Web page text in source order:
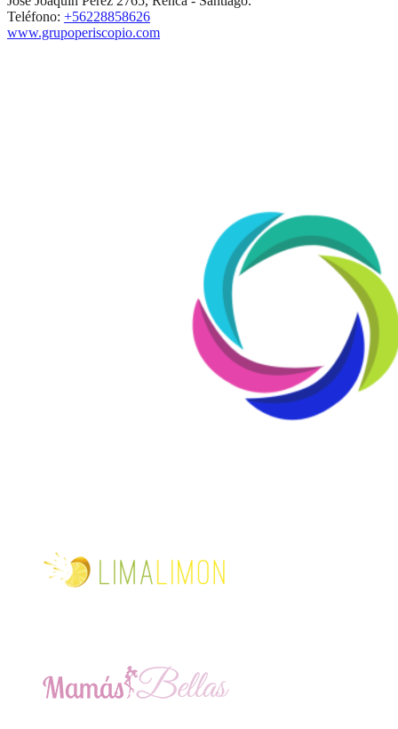
Teléfono: +56228858626
www.grupoperiscopio.com